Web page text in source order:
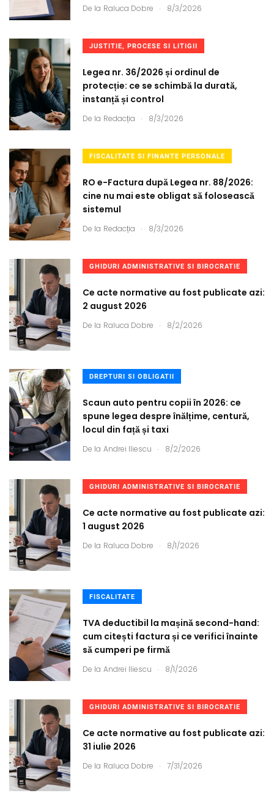
De la Raluca Dobre . 8/3/2026
JUSTITIE, PROCESE SI LITIGII
Legea nr. 36/2026 și ordinul de
protecție: ce se schimbă la durată,
instanță și control
De la Redacția . 8/3/2026
FISCALITATE SI FINANTE PERSONALE
RO e-Factura după Legea nr. 88/2026:
cine nu mai este obligat să folosească
sistemul
De la Redacția . 8/3/2026
GHIDURI ADMINISTRATIVE SI BIROCRATIE
Ce acte normative au fost publicate azi:
2 august 2026
De la Raluca Dobre . 8/2/2026
DREPTURI SI OBLIGATII
Scaun auto pentru copii în 2026: ce
spune legea despre înălțime, centură,
locul din față și taxi
De la Andrei Iliescu . 8/2/2026
GHIDURI ADMINISTRATIVE SI BIROCRATIE
Ce acte normative au fost publicate azi:
1 august 2026
De la Raluca Dobre . 8/1/2026
FISCALITATE
TVA deductibil la mașină second-hand:
cum citești factura și ce verifici înainte
să cumperi pe firmă
De la Andrei Iliescu . 8/1/2026
GHIDURI ADMINISTRATIVE SI BIROCRATIE
Ce acte normative au fost publicate azi:
31 iulie 2026
De la Raluca Dobre . 7/31/2026